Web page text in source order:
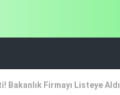
Firmayı Listeye Aldı